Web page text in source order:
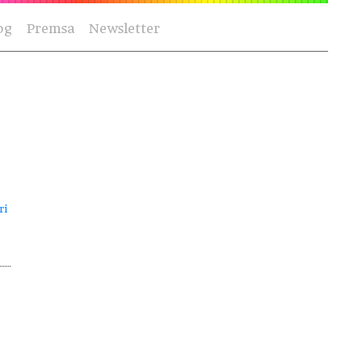
Premsa Newsletter